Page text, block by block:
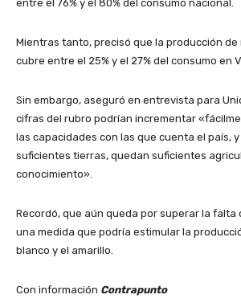
entre el 76% y el 80% del consumo nacional.
Mientras tanto, precisó que la producción de
cubre entre el 25% y el 27% del consumo en
Sin embargo, aseguró en entrevista para
cifras del rubro podrían incrementar
las capacidades con las que cuenta el país,
suficientes tierras, quedan suficientes
conocimiento».
Recordó, que aún queda por superar la falta
una medida que podría estimular la
blanco y el amarillo.
Con información Contrapunto